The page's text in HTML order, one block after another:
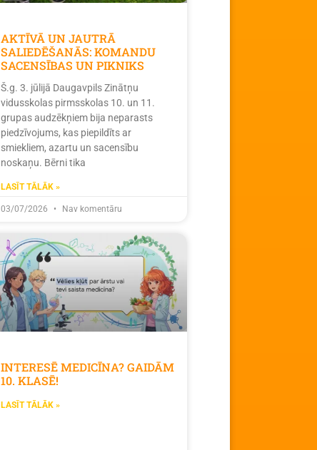
AKTĪVĀ UN JAUTRĀ
SALIEDĒŠANĀS: KOMANDU
SACENSĪBAS UN PIKNIKS
Š.g. 3. jūlijā Daugavpils Zinātņu
vidusskolas pirmsskolas 10. un 11.
grupas audzēkņiem bija neparasts
piedzīvojums, kas piepildīts ar
smiekliem, azartu un sacensību
noskaņu. Bērni tika
LASĪT TĀLĀK »
03/07/2026 Nav komentāru
INTERESĒ MEDICĪNA? GAIDĀM
10. KLASĒ!
LASĪT TĀLĀK »